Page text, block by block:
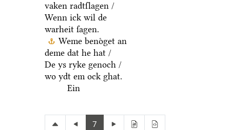
vaken radtſlagen /
Wenn ick wil de
warheit ſagen.
Weme benoͤget an
deme dat he hat /
De ys ryke genoch /
wo ydt em ock ghat.
Ein
7